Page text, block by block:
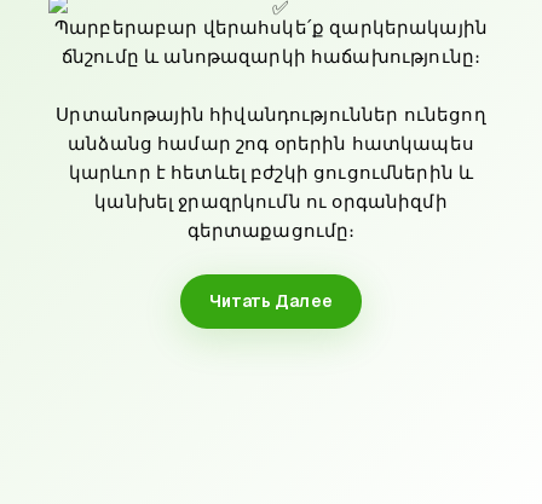
Պարբերաբար վերահսկե՛ք զարկերակային
ճնշումը և անոթազարկի հաճախությունը։
Սրտանոթային հիվանդություններ ունեցող
անձանց համար շոգ օրերին հատկապես
կարևոր է հետևել բժշկի ցուցումներին և
կանխել ջրազրկումն ու օրգանիզմի
գերտաքացումը։
Читать Далее